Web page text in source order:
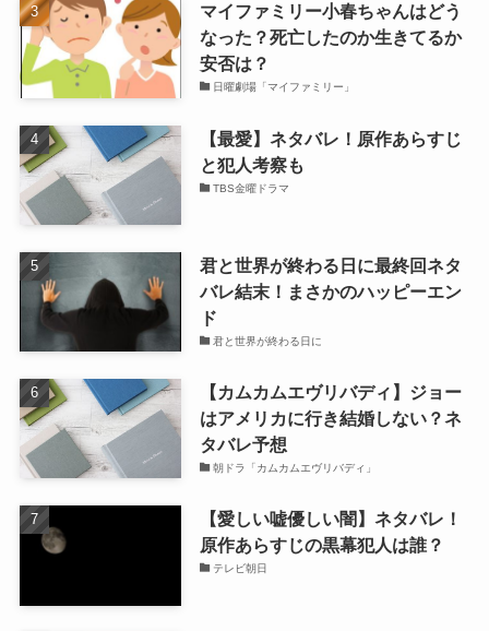
マイファミリー小春ちゃんはどう
なった？死亡したのか生きてるか
安否は？
日曜劇場「マイファミリー」
【最愛】ネタバレ！原作あらすじ
と犯人考察も
TBS金曜ドラマ
君と世界が終わる日に最終回ネタ
バレ結末！まさかのハッピーエン
ド
君と世界が終わる日に
【カムカムエヴリバディ】ジョー
はアメリカに行き結婚しない？ネ
タバレ予想
朝ドラ「カムカムエヴリバディ」
【愛しい嘘優しい闇】ネタバレ！
原作あらすじの黒幕犯人は誰？
テレビ朝日